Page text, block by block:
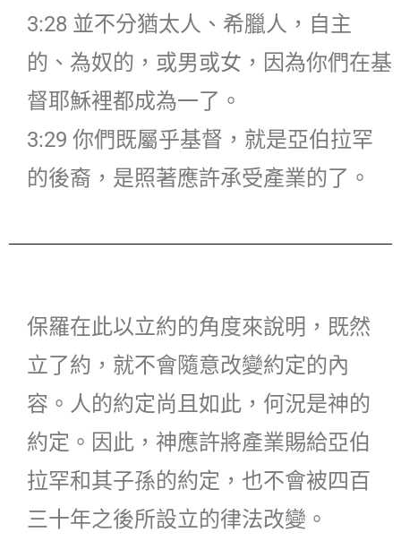
3:28 並不分猶太人、希臘人，自主
的、為奴的，或男或女，因為你們在基
督耶穌裡都成為一了。
3:29 你們既屬乎基督，就是亞伯拉罕
的後裔，是照著應許承受產業的了。
保羅在此以立約的角度來說明，既然
立了約，就不會隨意改變約定的內
容。人的約定尚且如此，何況是神的
約定。因此，神應許將產業賜給亞伯
拉罕和其子孫的約定，也不會被四百
三十年之後所設立的律法改變。